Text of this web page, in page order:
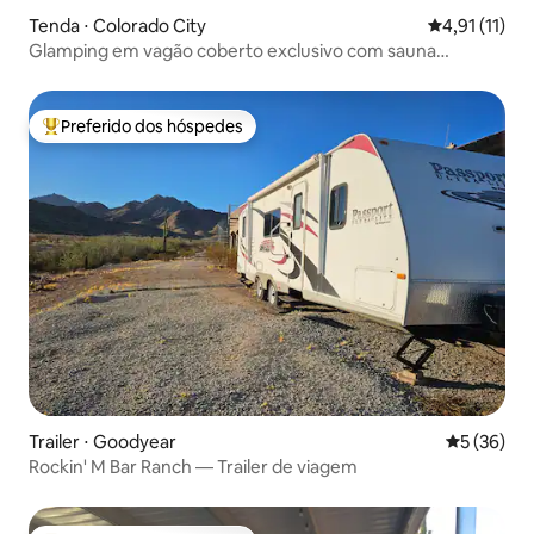
Tenda ⋅ Colorado City 4,91 de uma
4,91 (11)
Glamping em vagão coberto exclusivo com sauna
Entre os melhores preferidos dos hóspedes
Preferido dos hóspedes
Trailer ⋅ Goodyear 5 de uma
5 (36)
Rockin' M Bar Ranch — Trailer de viagem